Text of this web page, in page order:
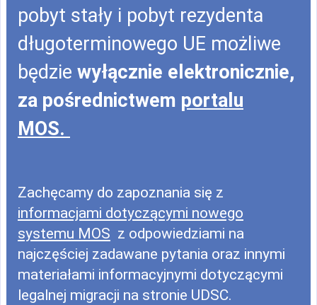
pobyt stały i pobyt rezydenta
długoterminowego UE możliwe
będzie wyłącznie elektronicznie,
za pośrednictwem portalu
MOS.
Zachęcamy do zapoznania się z
informacjami dotyczącymi nowego
systemu MOS z odpowiedziami na
najczęściej zadawane pytania oraz innymi
materiałami informacyjnymi dotyczącymi
legalnej migracji na stronie UDSC.